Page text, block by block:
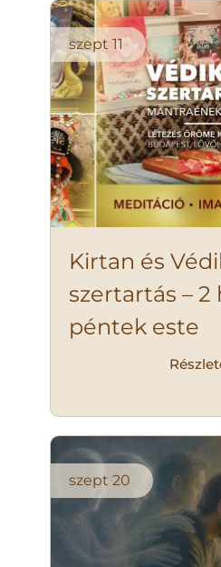
szept 11
Kirtan és
szertartás –
péntek este
szept 20